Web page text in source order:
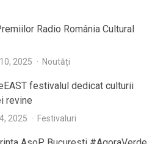
Radio România Cultural
2025 Noutăți
festivalul dedicat culturii
revine
2025 Festivaluri